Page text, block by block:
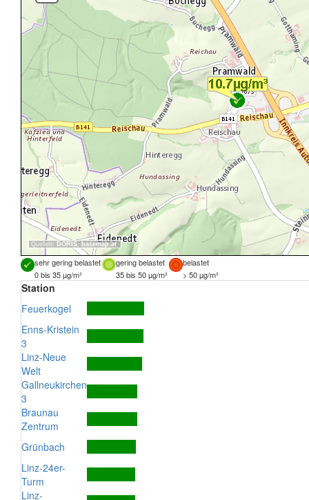
Quellen: DORIS, basemap.at
sehr gering belastet gering belastet
belastet
0 bis 35 µg/m³
35 bis 50 µg/m³ > 50 µg/m³
Station
Feuerkogel
Enns-Kristein
3
Linz-Neue
Welt
Gallneukirchen
3
Braunau
Zentrum
Grünbach
Linz-24er-
Turm
Linz-